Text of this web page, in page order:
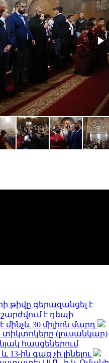
թիվը գերազանցել է
շարժվում է դեպի
30 միլիոն մարդ
(լուսանկար)
հասցեներում
13-ին գազ չի լինելու